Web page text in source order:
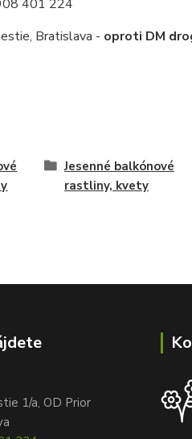
401 224
Bratislava - oproti DM
Jesenné balkónové
rastliny, kvety
1/a, OD Prior